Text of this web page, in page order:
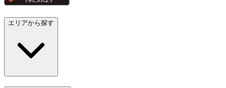
エリアから探す